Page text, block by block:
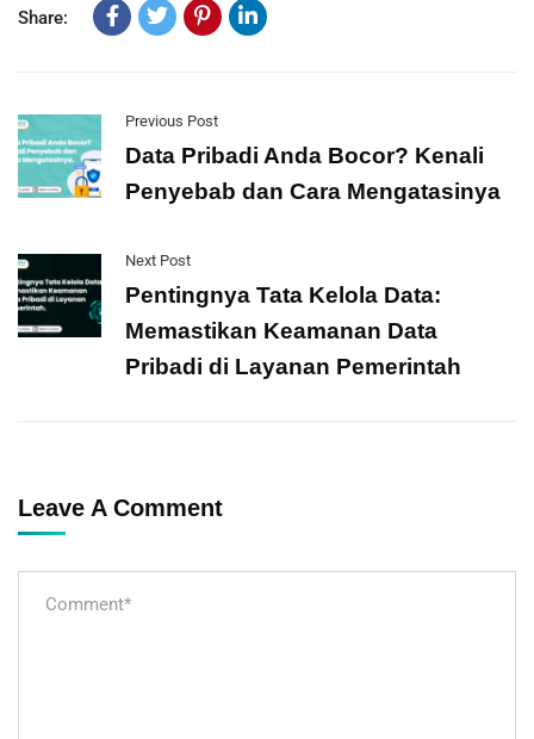
Share:
Previous Post
Data Pribadi Anda Bocor? Kenali
Penyebab dan Cara Mengatasinya
Next Post
Pentingnya Tata Kelola Data:
Memastikan Keamanan Data
Pribadi di Layanan Pemerintah
Leave A Comment